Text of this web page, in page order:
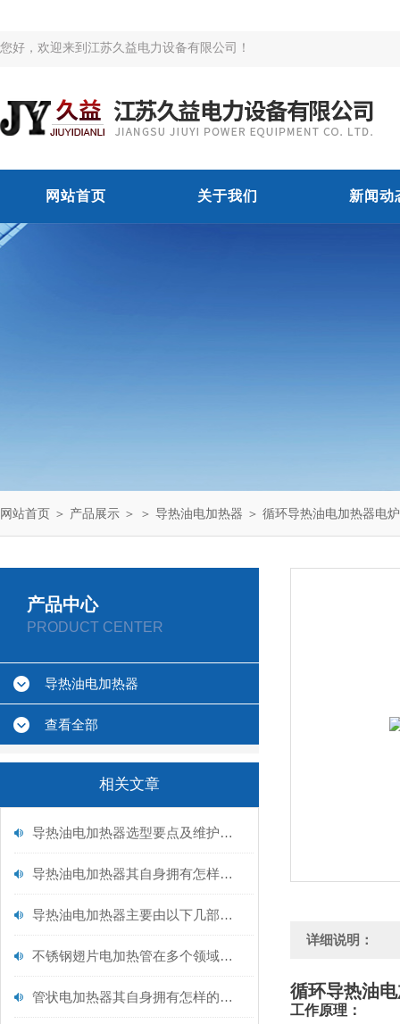
您好，欢迎来到江苏久益电力设备有限公司！
网站首页 关于我们 新闻动
网站首页 ＞ 产品展示 ＞ ＞ 导热油电加热器 ＞ 循环导热油电加热器电炉
产品中心
PRODUCT CENTER
导热油电加热器
查看全部
相关文章
导热油电加热器选型要点及维护保养
导热油电加热器其自身拥有怎样的特点呢？
导热油电加热器主要由以下几部分构成
不锈钢翅片电加热管在多个领域得到广泛应用
管状电加热器其自身拥有怎样的特点呢？
详细说明：
循环导热油
工作原理：